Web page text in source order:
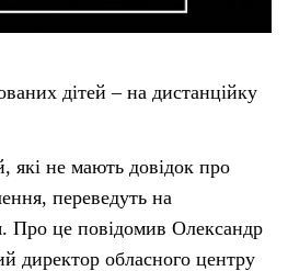
дітей – на дистанційку
які не мають довідок про
переведуть на
Про це повідомив Олександр
директор обласного центру